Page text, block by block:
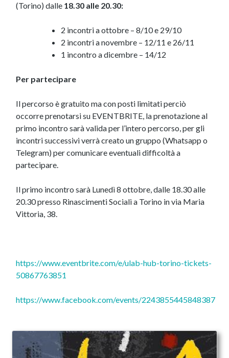
(Torino) dalle 18.30 alle 20.30:
2 incontri a ottobre – 8/10 e 29/10
2 incontri a novembre – 12/11 e 26/11
1 incontro a dicembre – 14/12
Per partecipare
Il percorso è gratuito ma con posti limitati perciò
occorre prenotarsi su EVENTBRITE, la prenotazione al
primo incontro sarà valida per l’intero percorso, per gli
incontri successivi verrà creato un gruppo (Whatsapp o
Telegram) per comunicare eventuali difficoltà a
partecipare.
Il primo incontro sarà Lunedì 8 ottobre, dalle 18.30 alle
20.30 presso Rinascimenti Sociali a Torino in via Maria
Vittoria, 38.
https://www.eventbrite.com/e/ulab-hub-torino-tickets-
50867763851
https://www.facebook.com/events/2243855445848387